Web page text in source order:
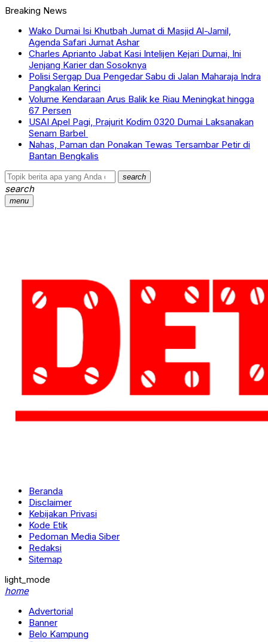
Breaking News
Wako Dumai Isi Khutbah Jumat di Masjid Al-Jamil,
Agenda Safari Jumat Ashar
Charles Aprianto Jabat Kasi Intelijen Kejari Dumai, Ini
Jenjang Karier dan Sosoknya
Polisi Sergap Dua Pengedar Sabu di Jalan Maharaja Indra
Pangkalan Kerinci
Volume Kendaraan Arus Balik ke Riau Meningkat hingga
67 Persen
USAI Apel Pagi, Prajurit Kodim 0320 Dumai Laksanakan
Senam Barbel
Nahas, Paman dan Ponakan Tewas Tersambar Petir di
Bantan Bengkalis
search
search
menu
Beranda
Disclaimer
Kebijakan Privasi
Kode Etik
Pedoman Media Siber
Redaksi
Sitemap
light_mode
home
Advertorial
Banner
Belo Kampung